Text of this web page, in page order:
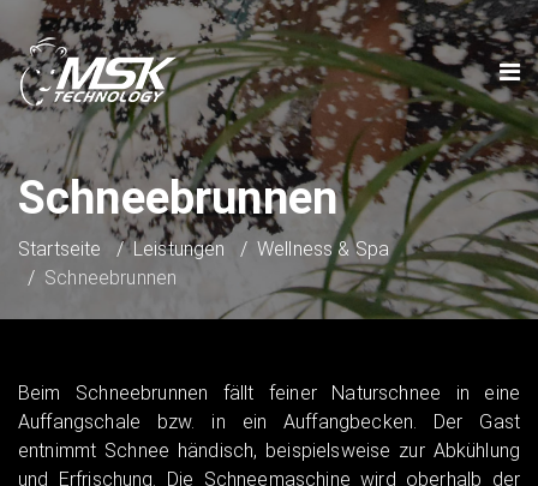
Schneebrunnen
Startseite Leistungen
Wellness & Spa
Schneebrunnen
Beim Schneebrunnen fällt feiner Naturschnee in eine
Auffangschale bzw. in ein Auffangbecken. Der Gast
entnimmt Schnee händisch, beispielsweise zur Abkühlung
und Erfrischung. Die Schneemaschine wird oberhalb der